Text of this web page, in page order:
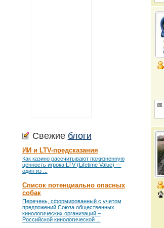
Свежие блоги
ИИ и LTV-предсказания
Как казино рассчитывают пожизненную
ценность игрока LTV (Lifetime Value) —
один из ...
Список потенциально опасных
собак
Перечень, сформированный с учетом
предложений Союза общественных
кинологических организаций –
Российской кинологической ...